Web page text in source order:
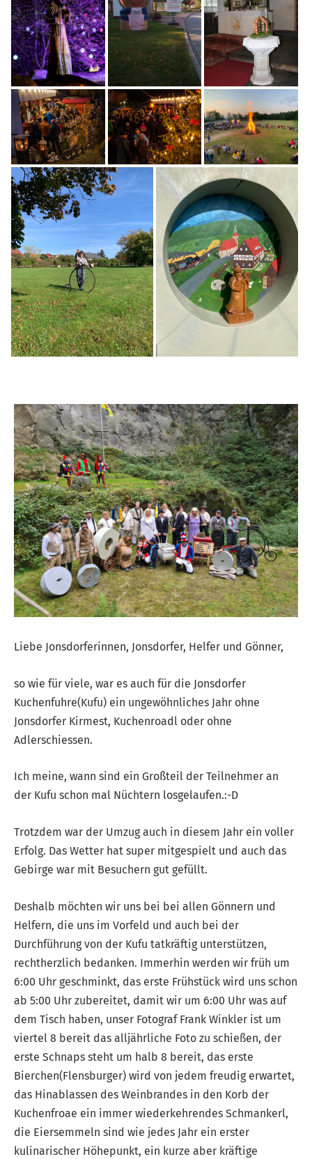
Liebe Jonsdorferinnen, Jonsdorfer, Helfer und Gönner,
so wie für viele, war es auch für die Jonsdorfer
Kuchenfuhre(Kufu) ein ungewöhnliches Jahr ohne
Jonsdorfer Kirmest, Kuchenroadl oder ohne
Adlerschiessen.
Ich meine, wann sind ein Großteil der Teilnehmer an
der Kufu schon mal Nüchtern losgelaufen.:-D
Trotzdem war der Umzug auch in diesem Jahr ein voller
Erfolg. Das Wetter hat super mitgespielt und auch das
Gebirge war mit Besuchern gut gefüllt.
Deshalb möchten wir uns bei bei allen Gönnern und
Helfern, die uns im Vorfeld und auch bei der
Durchführung von der Kufu tatkräftig unterstützen,
rechtherzlich bedanken. Immerhin werden wir früh um
6:00 Uhr geschminkt, das erste Frühstück wird uns schon
ab 5:00 Uhr zubereitet, damit wir um 6:00 Uhr was auf
dem Tisch haben, unser Fotograf Frank Winkler ist um
viertel 8 bereit das alljährliche Foto zu schießen, der
erste Schnaps steht um halb 8 bereit, das erste
Bierchen(Flensburger) wird von jedem freudig erwartet,
das Hinablassen des Weinbrandes in den Korb der
Kuchenfroae ein immer wiederkehrendes Schmankerl,
die Eiersemmeln sind wie jedes Jahr ein erster
kulinarischer Höhepunkt, ein kurze aber kräftige